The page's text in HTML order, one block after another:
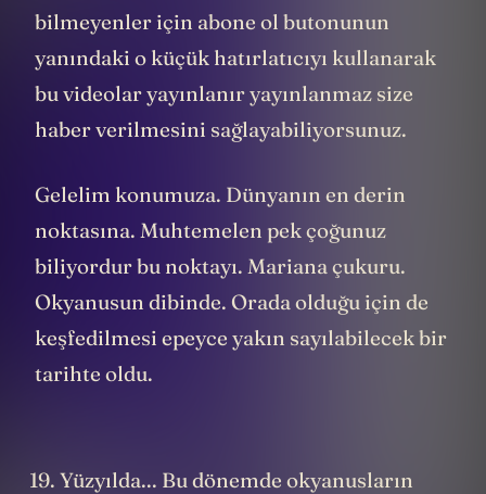
bilmeyenler için abone ol butonunun
yanındaki o küçük hatırlatıcıyı kullanarak
bu videolar yayınlanır yayınlanmaz size
haber verilmesini sağlayabiliyorsunuz.
Gelelim konumuza. Dünyanın en derin
noktasına. Muhtemelen pek çoğunuz
biliyordur bu noktayı. Mariana çukuru.
Okyanusun dibinde. Orada olduğu için de
keşfedilmesi epeyce yakın sayılabilecek bir
tarihte oldu.
Yüzyılda... Bu dönemde okyanusların